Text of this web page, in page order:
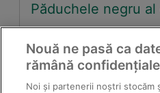
Păduchele negru
Nouă ne pasă ca
rămână confidențiale
Noi și partenerii noștri stocăm